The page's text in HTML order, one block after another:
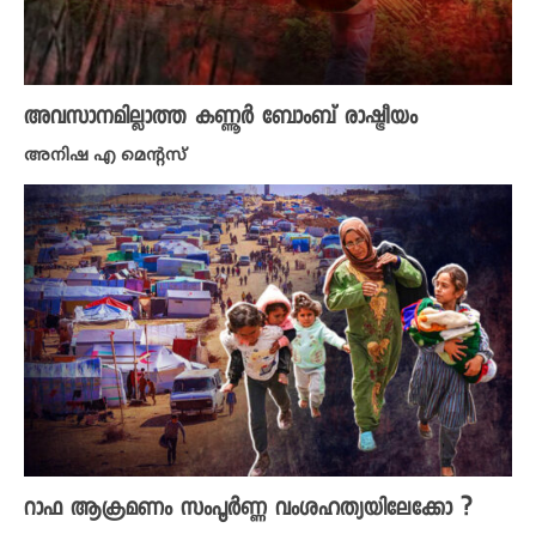
അവസാനമില്ലാത്ത കണ്ണൂർ ബോംബ് രാഷ്ട്രീയം
അനിഷ എ മെന്റസ്
റാഫ ആക്രമണം സംപൂര്‍ണ്ണ വംശഹത്യയിലേക്കോ ?